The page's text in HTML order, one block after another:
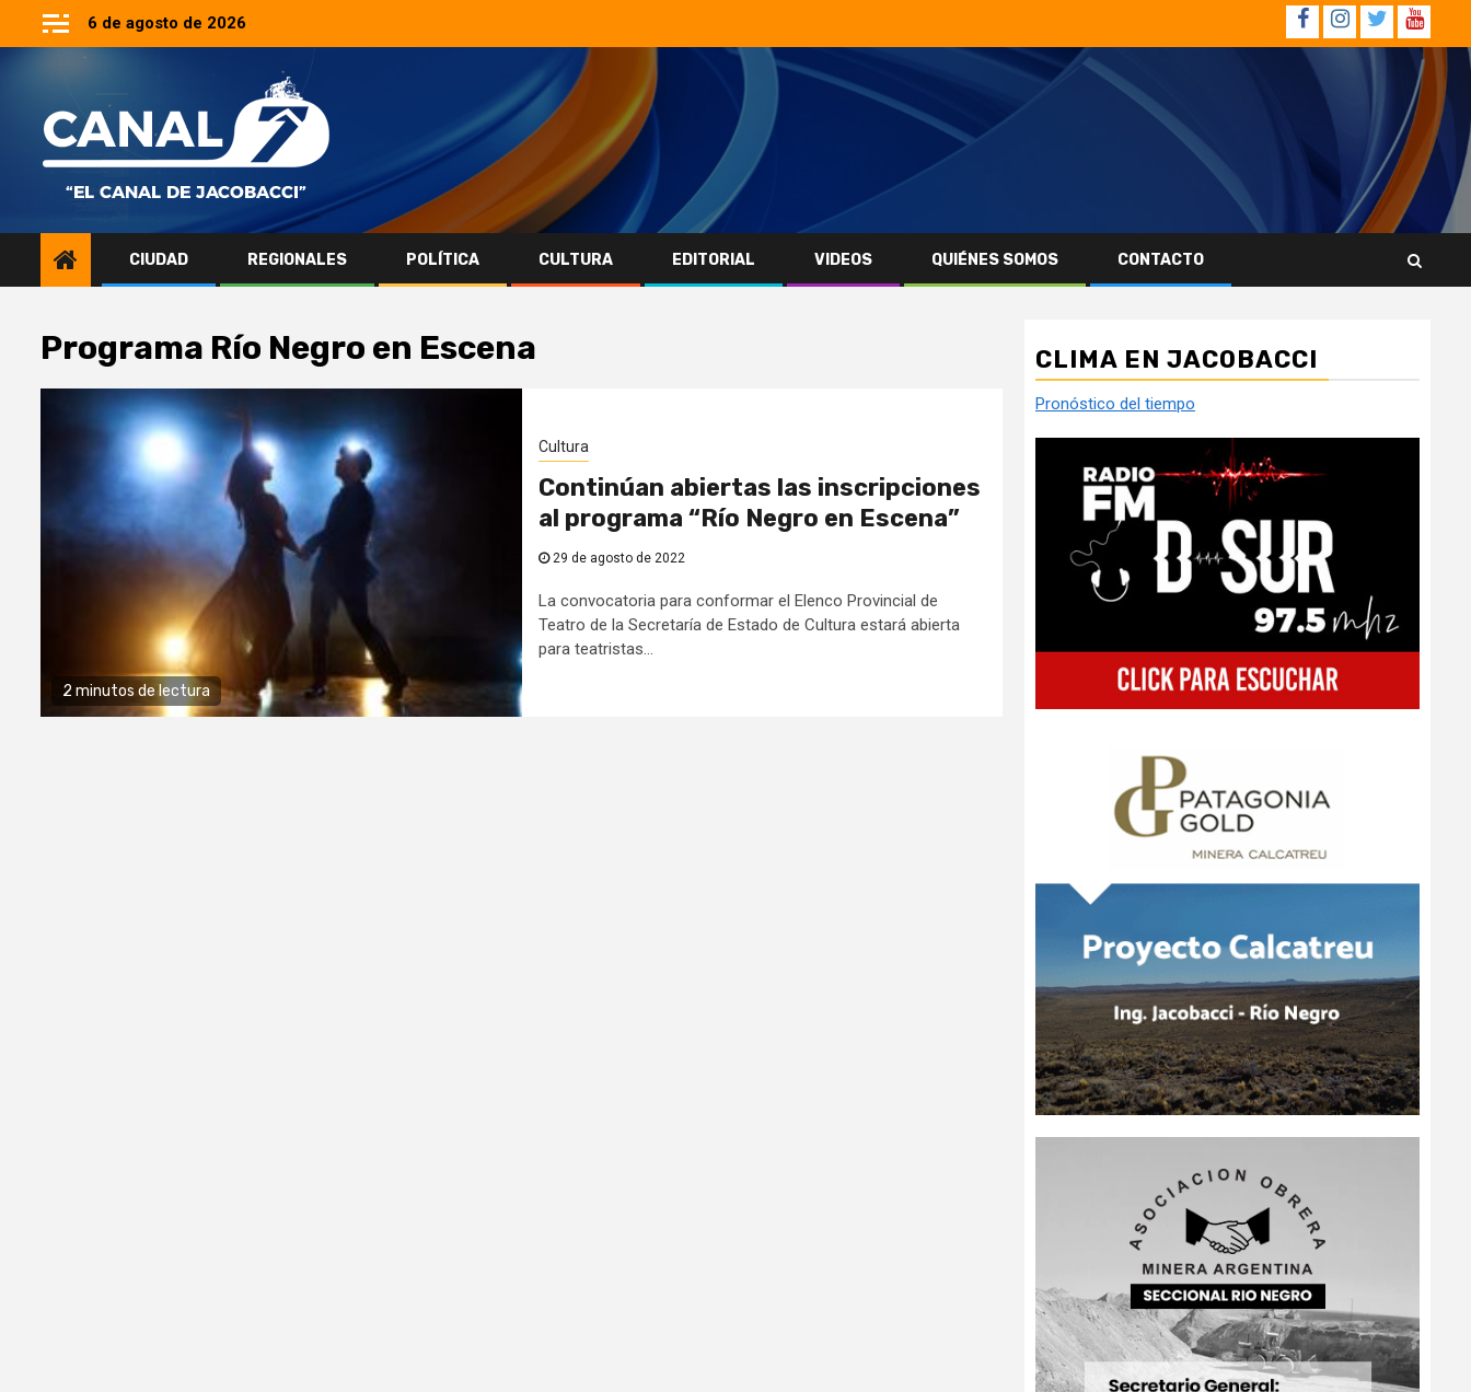
6 de agosto de 2026 Facebook
Instagram
Twitter
CIUDAD REGIONALES POLÍTICA CULTURA EDITORIAL VIDEOS QUIÉNES SOMOS CONTACTO
Programa Río Negro en Escena
2 minutos de lectura
Cultura
Continúan abiertas las inscripciones
al programa “Río Negro en Escena”
29 de agosto de 2022
La convocatoria para conformar el Elenco Provincial de
Teatro de la Secretaría de Estado de Cultura estará abierta
para teatristas...
CLIMA EN JACOBACCI
Pronóstico del tiempo